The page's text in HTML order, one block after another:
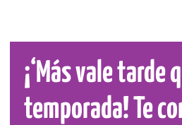
¡‘Más vale tarde
temporada! Te